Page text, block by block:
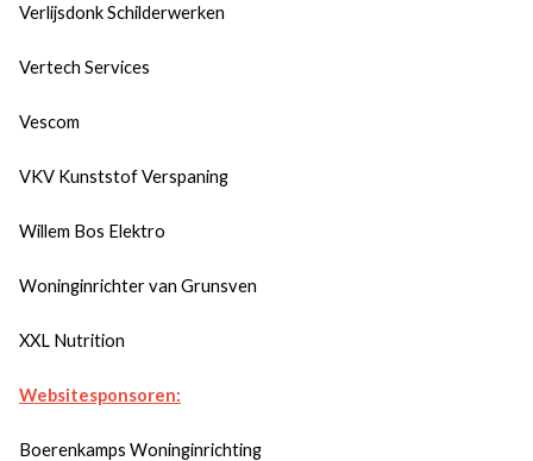
Verlijsdonk Schilderwerken
Vertech Services
Vescom
VKV Kunststof Verspaning
Willem Bos Elektro
Woninginrichter van Grunsven
XXL Nutrition
Websitesponsoren:
Boerenkamps Woninginrichting